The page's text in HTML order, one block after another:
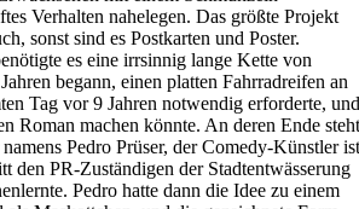
Verhalten nahelegen. Das größte Projekt
sonst sind es Postkarten und Poster.
es eine irrsinnig lange Kette von
begann, einen platten Fahrradreifen an
Tag vor 9 Jahren notwendig erforderte, und
Roman machen könnte. An deren Ende steht
Pedro Prüser, der Comedy-Künstler ist
den PR-Zuständigen der Stadtentwässerung
Pedro hatte dann die Idee zu einem